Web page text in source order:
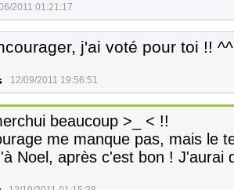
2011 01:21:17
j'ai voté pour toi !! ^^
12/09/2011 19:56:51
beaucoup >_ < !!
me manque pas, mais le
Noel, après c'est bon !